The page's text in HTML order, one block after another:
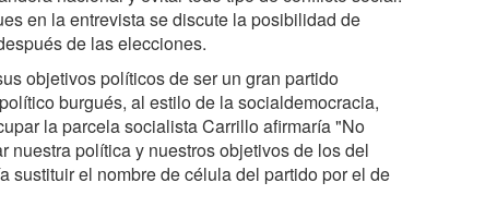
en la entrevista se discute la posibilidad de
de las elecciones.
objetivos políticos de ser un gran partido
burgués, al estilo de la socialdemocracia,
la parcela socialista Carrillo afirmaría "No
nuestra política y nuestros objetivos de los del
sustituir el nombre de célula del partido por el de